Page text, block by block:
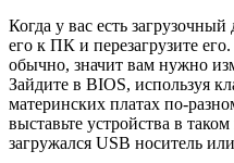
Когда у вас есть
его к ПК и перезагрузите
обычно, значит вам нужно
Зайдите в BIOS, используя
материнских платах по-
выставьте устройства в
загружался USB носитель